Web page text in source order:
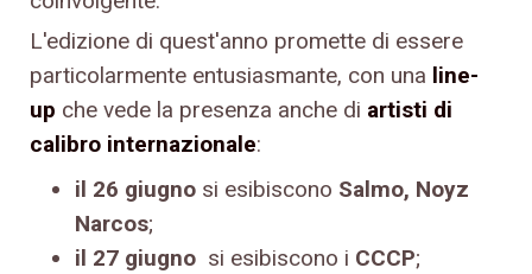
L'edizione di quest'anno promette di essere
particolarmente entusiasmante, con una line-
up che vede la presenza anche di artisti di
calibro internazionale:
il 26 giugno si esibiscono Salmo, Noyz
Narcos;
il 27 giugno si esibiscono i CCCP;